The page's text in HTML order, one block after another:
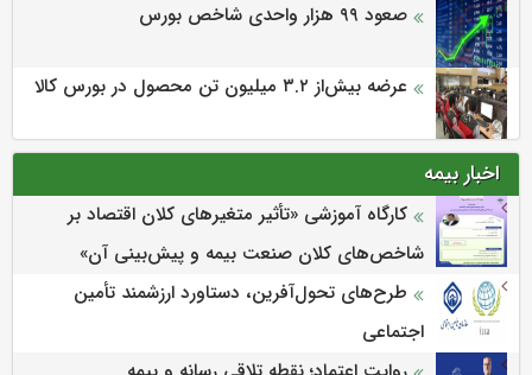
صعود ۹۹ هزار واحدی شاخص بورس
عرضه بیش‌از ۳.۲ میلیون تن محصول در بورس کالا
اخبار بیمه
كارگاه آموزشی «تأثیر متغیرهای كلان اقتصاد بر
شاخص‌های كلان صنعت بیمه و پیش‌بینی آن»
طرح‌های تحول‌آفرین، دستاورد ارزشمند تأمین
اجتماعی